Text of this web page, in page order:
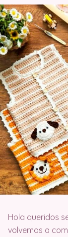
Hola queridos
volvemos a